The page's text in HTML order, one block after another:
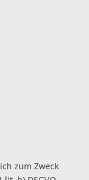
zum Zweck